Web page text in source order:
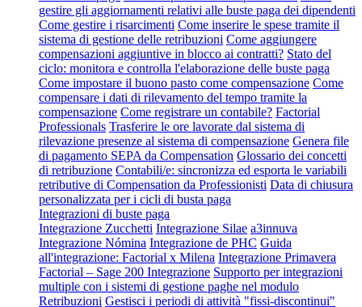
gestire gli aggiornamenti relativi alle buste paga dei dipendenti
Come gestire i risarcimenti Come inserire le spese tramite il
sistema di gestione delle retribuzioni Come aggiungere
compensazioni aggiuntive in blocco ai contratti? Stato del
ciclo: monitora e controlla l'elaborazione delle buste paga
Come impostare il buono pasto come compensazione Come
compensare i dati di rilevamento del tempo tramite la
compensazione Come registrare un contabile? Factorial
Professionals Trasferire le ore lavorate dal sistema di
rilevazione presenze al sistema di compensazione Genera file
di pagamento SEPA da Compensation Glossario dei concetti
di retribuzione Contabili/e: sincronizza ed esporta le variabili
retributive di Compensation da Professionisti Data di chiusura
personalizzata per i cicli di busta paga
Integrazioni di buste paga
Integrazione Zucchetti Integrazione Silae a3innuva
Integrazione Nómina Integrazione de PHC Guida
all'integrazione: Factorial x Milena Integrazione Primavera
Factorial – Sage 200 Integrazione Supporto per integrazioni
multiple con i sistemi di gestione paghe nel modulo
Retribuzioni Gestisci i periodi di attività "fissi-discontinui"